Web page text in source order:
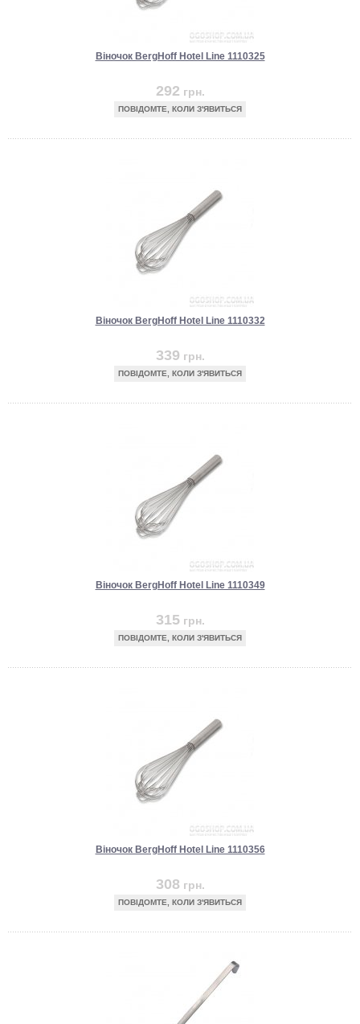
Віночок BergHoff Hotel Line 1110325
292 грн.
ПОВІДОМТЕ, КОЛИ З'ЯВИТЬСЯ
Віночок BergHoff Hotel Line 1110332
339 грн.
ПОВІДОМТЕ, КОЛИ З'ЯВИТЬСЯ
Віночок BergHoff Hotel Line 1110349
315 грн.
ПОВІДОМТЕ, КОЛИ З'ЯВИТЬСЯ
Віночок BergHoff Hotel Line 1110356
308 грн.
ПОВІДОМТЕ, КОЛИ З'ЯВИТЬСЯ